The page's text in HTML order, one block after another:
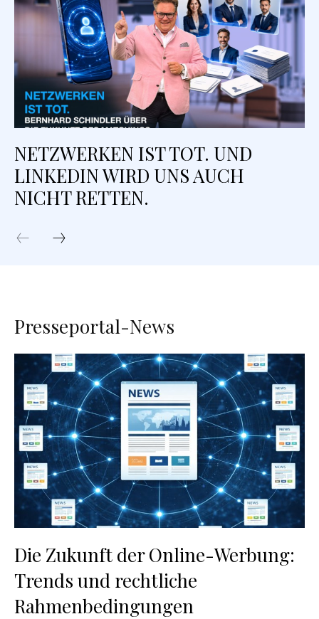
NETZWERKEN IST TOT. UND
LINKEDIN WIRD UNS AUCH
NICHT RETTEN.
Presseportal-News
Die Zukunft der Online-Werbung:
Trends und rechtliche
Rahmenbedingungen